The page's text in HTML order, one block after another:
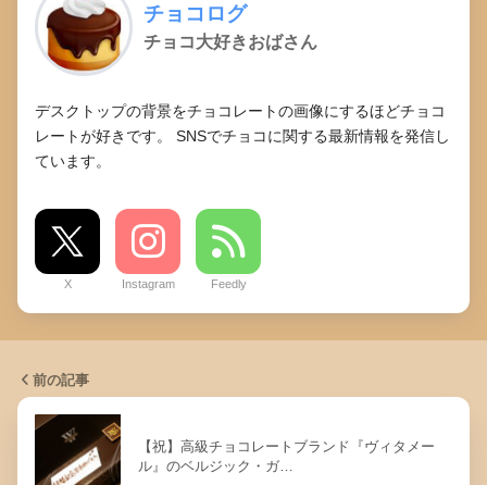
チョコログ
チョコ大好きおばさん
デスクトップの背景をチョコレートの画像にするほどチョコ
レートが好きです。 SNSでチョコに関する最新情報を発信し
ています。
X Instagram Feedly
前の記事
【祝】高級チョコレートブランド『ヴィタメー
ル』のベルジック・ガ…